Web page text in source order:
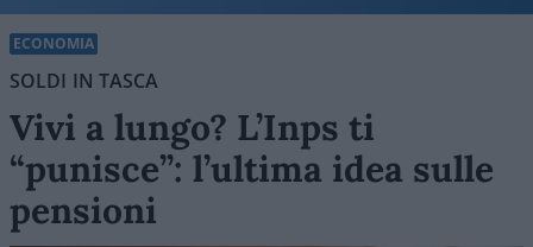
ECONOMIA
SOLDI IN TASCA
Vivi a lungo? L’Inps ti
“punisce”: l’ultima idea sulle
pensioni